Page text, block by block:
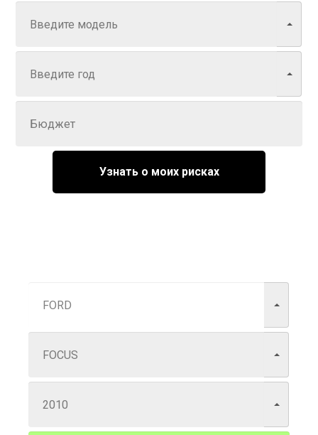
Узнать о моих рисках